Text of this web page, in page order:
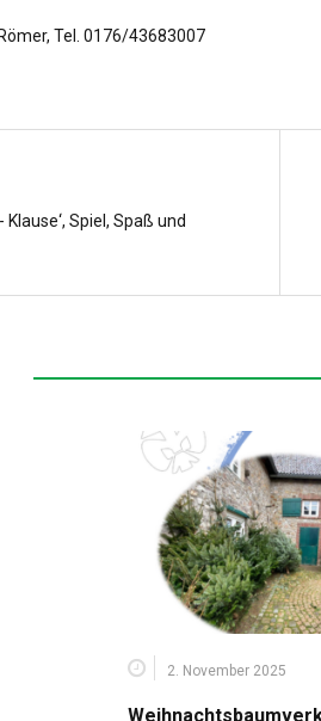
Tel. 0176/43683007
Spiel, Spaß und
2. November 2025